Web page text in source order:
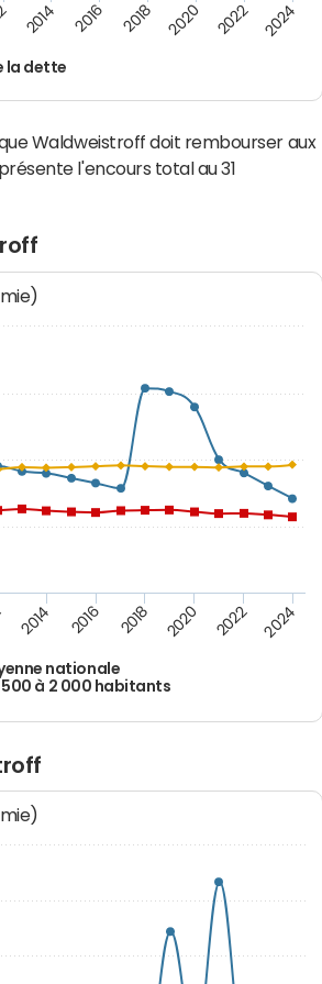
la dette
2014 2016 2018 2020 2022 2024
Waldweistroff doit rembourser aux
l'encours total au 31
nationale
500 à 2 000 habitants
2014 2016 2018 2020 2022 2024